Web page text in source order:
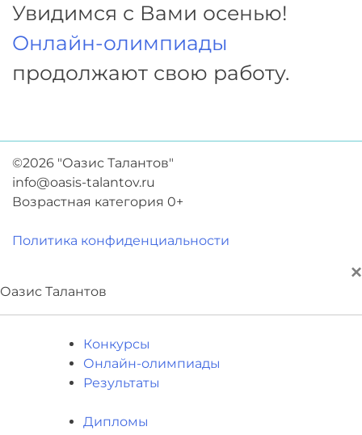
Увидимся с Вами осенью!
Онлайн-олимпиады
продолжают свою работу.
©2026 "Оазис Талантов"
info@oasis-talantov.ru
Возрастная категория 0+
Политика конфиденциальности
×
Оазис Талантов
Конкурсы
Онлайн-олимпиады
Результаты
Дипломы